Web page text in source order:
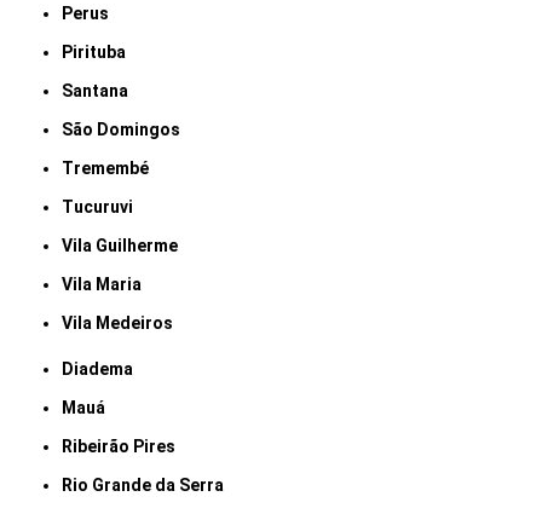
Perus
Pirituba
Santana
São Domingos
Tremembé
Tucuruvi
Vila Guilherme
Vila Maria
Vila Medeiros
Diadema
Mauá
Ribeirão Pires
Rio Grande da Serra